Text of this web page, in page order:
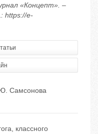
«Концепт». –
https://e-
Самсонова
классного